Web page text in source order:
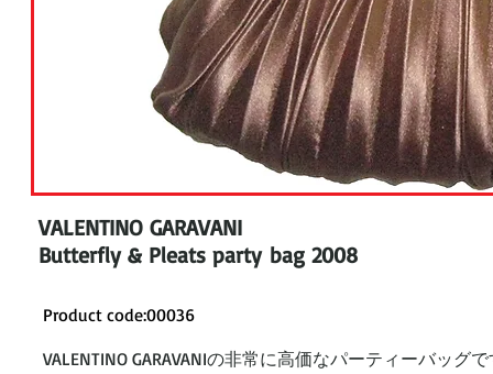
VALENTINO GARAVANI
Butterfly & Pleats party bag 2008
Product code:00036
VALENTINO GARAVANIの非常に高価なパーティーバッグ